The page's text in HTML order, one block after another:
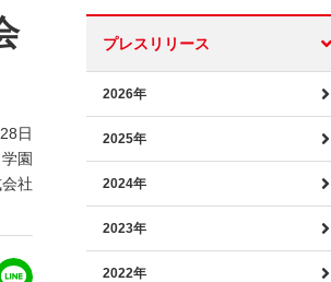
日
園
社
プレスリリース
2026年
2025年
2024年
2023年
2022年